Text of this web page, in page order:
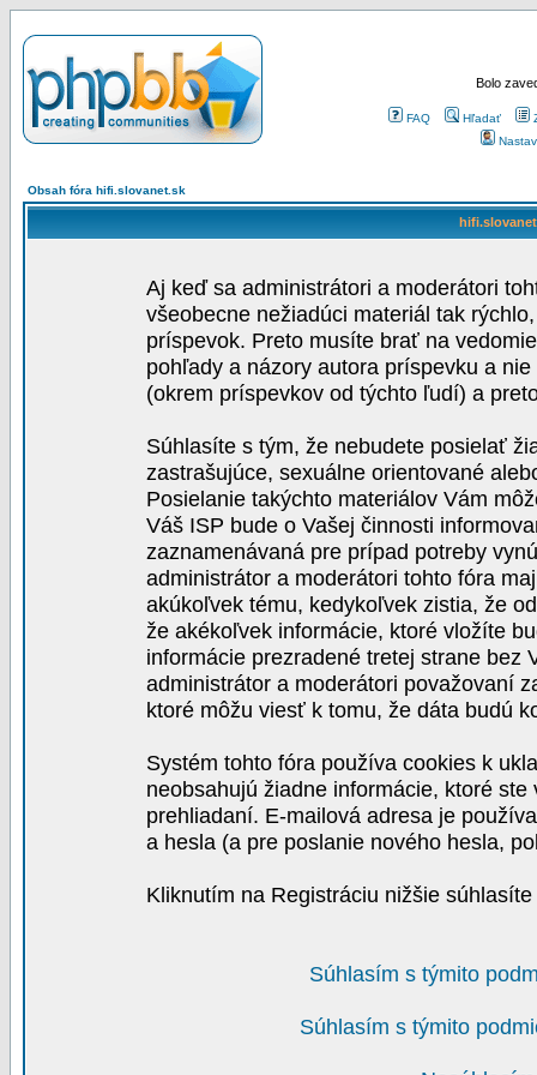
Bolo
FAQ Hľadať
Obsah fóra hifi.slovanet.sk
Aj keď sa administrátori a moderátori
všeobecne nežiadúci materiál tak
príspevok. Preto musíte brať na
pohľady a názory autora príspevku a
(okrem príspevkov od týchto ľudí) a
Súhlasíte s tým, že nebudete posielať
zastrašujúce, sexuálne orientované
Posielanie takýchto materiálov Vám
Váš ISP bude o Vašej činnosti
zaznamenávaná pre prípad potreby
administrátor a moderátori tohto fóra
akúkoľvek tému, kedykoľvek zistia, že
že akékoľvek informácie, ktoré vložíte
informácie prezradené tretej strane bez
administrátor a moderátori považovaní
ktoré môžu viesť k tomu, že dáta budú
Systém tohto fóra používa cookies k
neobsahujú žiadne informácie, ktoré
prehliadaní. E-mailová adresa je
a hesla (a pre poslanie nového hesla,
Kliknutím na Registráciu nižšie
Súhlasím s týmito
Súhlasím s týmito